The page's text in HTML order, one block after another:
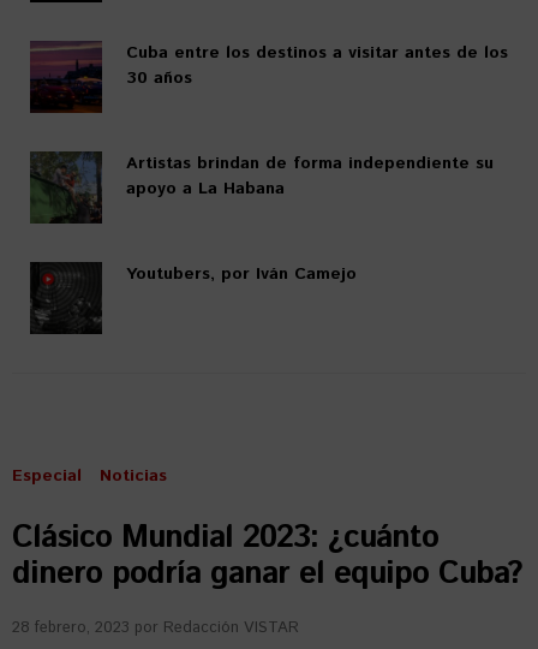
Cuba entre los destinos a visitar antes de los
30 años
Artistas brindan de forma independiente su
apoyo a La Habana
Youtubers, por Iván Camejo
Especial Noticias
Clásico Mundial 2023: ¿cuánto
dinero podría ganar el equipo Cuba?
28 febrero, 2023 por Redacción VISTAR